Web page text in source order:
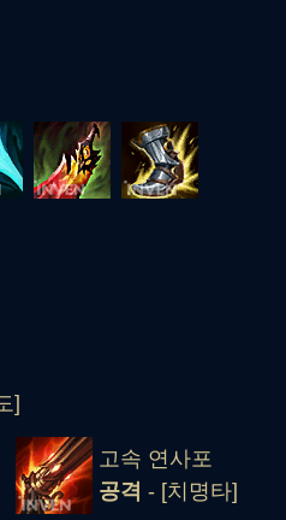
]
고속 연사포
공격 - [치명타]